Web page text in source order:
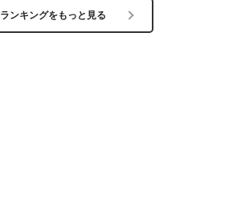
ランキングをもっと見る